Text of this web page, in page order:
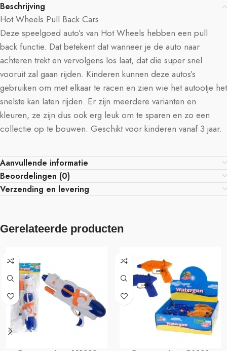
Beschrijving
Hot Wheels Pull Back Cars
Deze speelgoed auto’s van Hot Wheels hebben een pull
back functie. Dat betekent dat wanneer je de auto naar
achteren trekt en vervolgens los laat, dat die super snel
vooruit zal gaan rijden. Kinderen kunnen deze autos’s
gebruiken om met elkaar te racen en zien wie het autootje het
snelste kan laten rijden. Er zijn meerdere varianten en
kleuren, ze zijn dus ook erg leuk om te sparen en zo een
collectie op te bouwen. Geschikt voor kinderen vanaf 3 jaar.
Aanvullende informatie
Beoordelingen (0)
Verzending en levering
Gerelateerde producten